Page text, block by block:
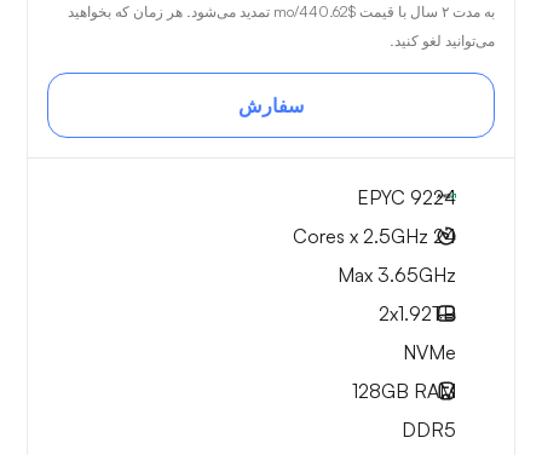
به مدت ۲ سال با قیمت $440.62
/mo تمدید می‌شود. هر زمان که بخواهید
می‌توانید لغو کنید.
سفارش
EPYC 9224
24 Cores x 2.5GHz
Max 3.65GHz
2x1.92TB
NVMe
128GB RAM
DDR5